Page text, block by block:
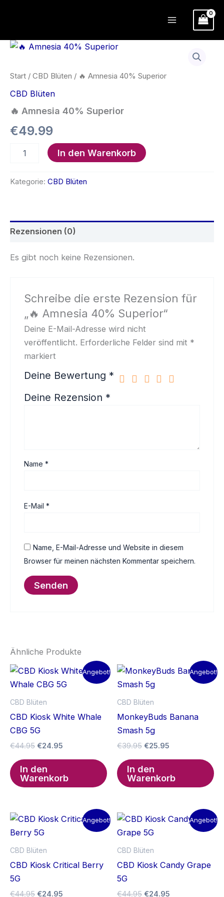
Start / CBD Blüten / 🔥 Amnesia 40% Superior
CBD Blüten
🔥 Amnesia 40% Superior
€49.99
Amnesia
Superior
Menge
In den Warenkorb
Kategorie: CBD Blüten
Rezensionen (0)
Es gibt noch keine Rezensionen.
Schreibe die erste Rezension für
„🔥 Amnesia 40% Superior“
Deine E-Mail-Adresse wird nicht
veröffentlicht. Erforderliche Felder sind mit *
markiert
Deine Bewertung *
Deine Rezension *
Name*
E-Mail*
Name, E-Mail-Adresse und Website in diesem
Browser für meinen nächsten Kommentar speichern.
Ähnliche Produkte
Angebot!
CBD Blüten
CBD Kiosk White Whale
CBG 5G
€44.95 Ursprünglicher
€44.95
€24.95
€24.95.
In den
Warenkorb
Angebot!
CBD Blüten
MonkeyBuds Banana
Smash 5g
€39.95 Ursprünglicher
€39.95
€25.95
€25.95.
In den
Warenkorb
Angebot!
CBD Blüten
CBD Kiosk Critical Berry
5G
€44.95 Ursprünglicher
€24.95
Angebot!
CBD Blüten
CBD Kiosk Candy Grape
5G
€44.95 Ursprünglicher
€24.95